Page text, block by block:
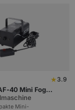
★ 3.9
40 Mini Fog
Mini-